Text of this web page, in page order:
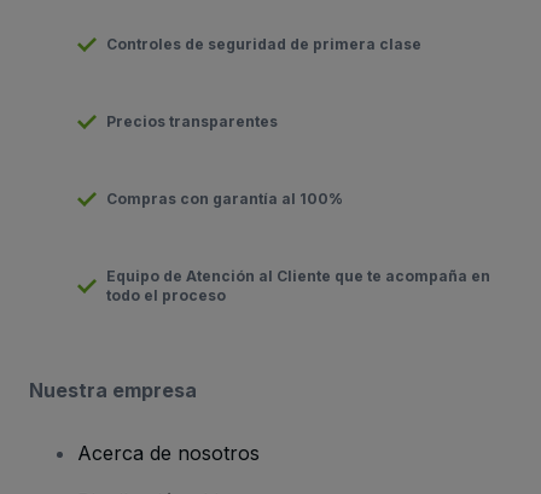
Controles de seguridad de primera clase
Precios transparentes
Compras con garantía al 100%
Equipo de Atención al Cliente que te acompaña en
todo el proceso
Nuestra empresa
Acerca de nosotros